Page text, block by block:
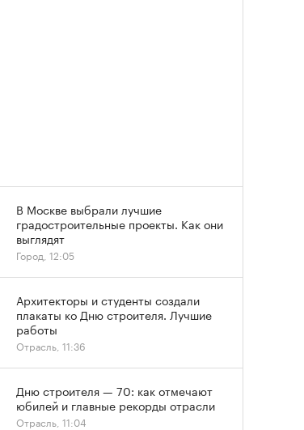
В Москве выбрали лучшие
градостроительные проекты. Как они
выглядят
Город, 12:05
Архитекторы и студенты создали
плакаты ко Дню строителя. Лучшие
работы
Отрасль, 11:36
Дню строителя — 70: как отмечают
юбилей и главные рекорды отрасли
Отрасль, 11:04